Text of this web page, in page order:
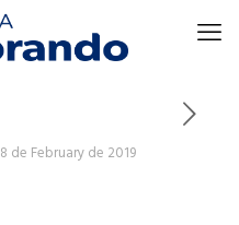
8 de February de 2019